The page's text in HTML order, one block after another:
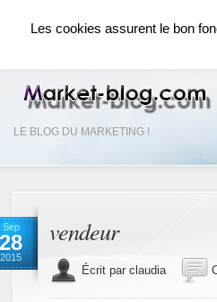
LE BLOG DU MARKETING !
ACCUEIL RÉSEAUX SOCIAUX
Sep
28
2015
vendeur
Écrit par claudia
Les cookies assurent le bon